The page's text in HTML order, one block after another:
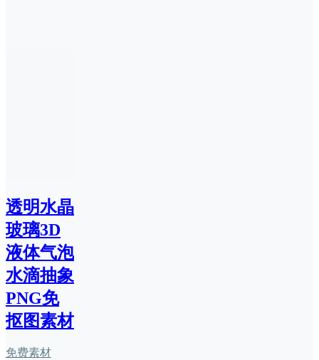
透明水晶
玻璃3D
液体气泡
水滴抽象
PNG免
抠图素材
免费素材